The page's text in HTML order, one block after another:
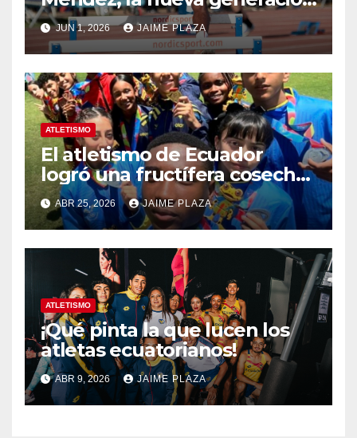
del atletismo
JUN 1, 2026 JAIME PLAZA
ATLETISMO
El atletismo de Ecuador
logró una fructífera cosecha
en Panamá 2026
ABR 25, 2026 JAIME PLAZA
ATLETISMO
¡Qué pinta la que lucen los
atletas ecuatorianos!
ABR 9, 2026 JAIME PLAZA